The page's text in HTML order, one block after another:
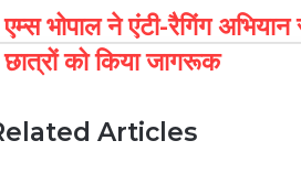
एम्स भोपाल ने एंटी-रैगिंग अभियान
छात्रों को किया जागरूक
Articles